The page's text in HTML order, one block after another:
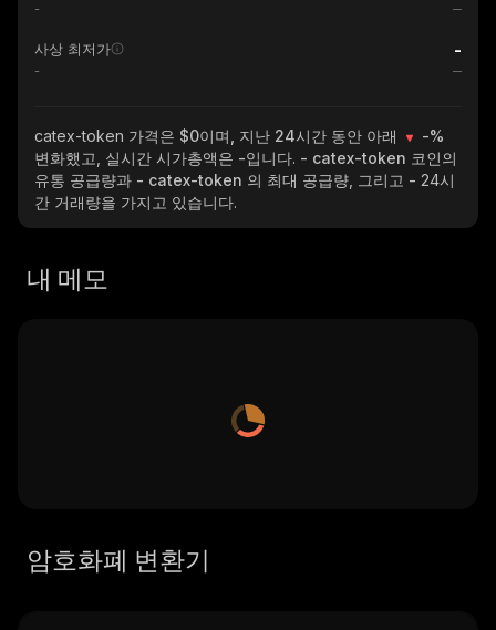
-
사상 최저가 -
-
catex-token 가격은 $0이며, 지난 24시간 동안 아래
-%
변화했고, 실시간 시가총액은 -입니다. - catex-token 코인의
유통 공급량과 - catex-token 의 최대 공급량, 그리고 - 24시
간 거래량을 가지고 있습니다.
내 메모
암호화폐 변환기